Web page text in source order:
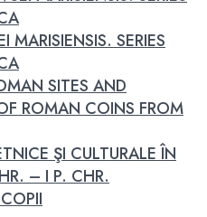
MARISIENSIS. SERIES
SITES AND
ROMAN COINS FROM
ŞI CULTURALE ÎN
– I P. CHR.